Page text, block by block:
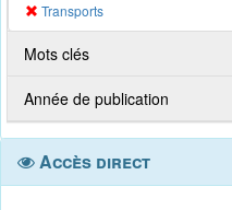
Transports
Mots clés
Année de publication
Accès direct